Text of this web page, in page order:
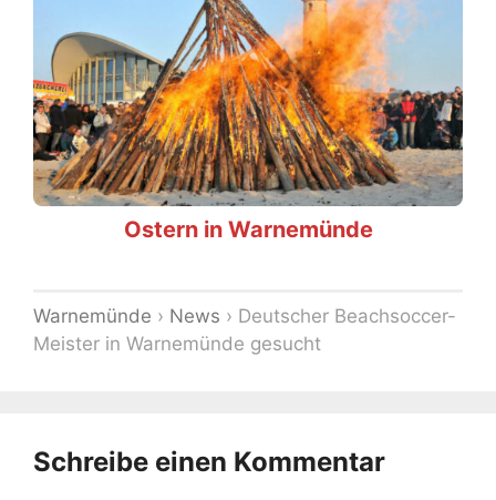
Ostern in Warnemünde
Warnemünde › News › Deutscher Beachsoccer-
Meister in Warnemünde gesucht
Schreibe einen Kommentar